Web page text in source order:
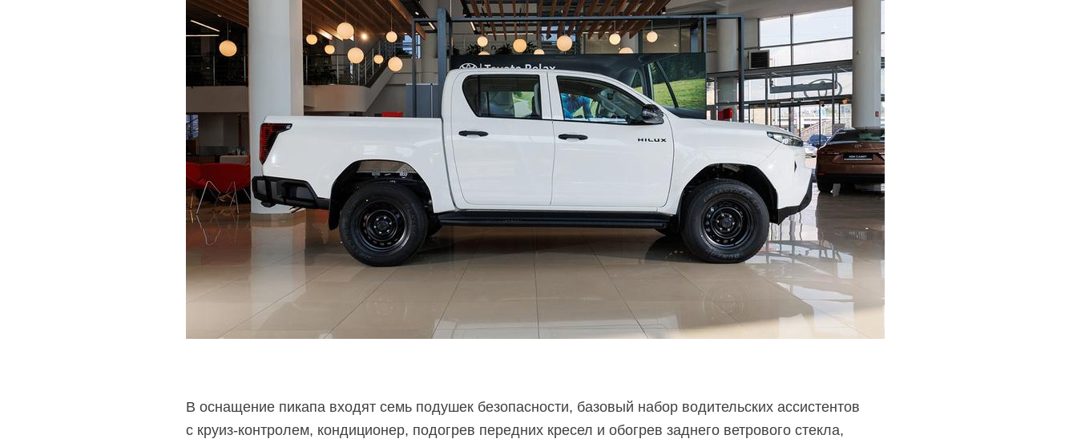
В оснащение пикапа входят семь подушек безопасности, базовый набор водительских ассистентов
с круиз-контролем, кондиционер, подогрев передних кресел и обогрев заднего ветрового стекла,